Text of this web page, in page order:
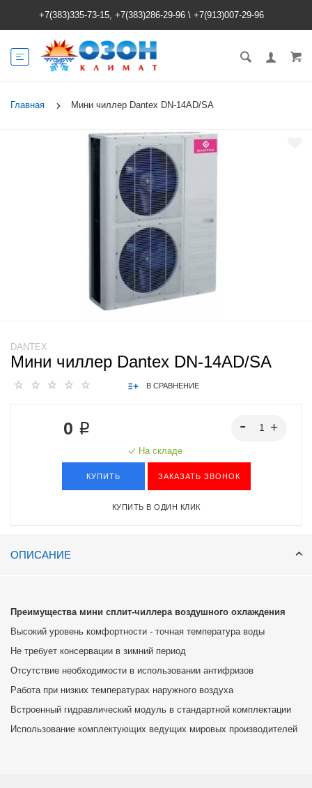
+7(383)335-73-15, +7(383)286-29-96 \ +7(913)007-29-96
Главная Мини чиллер Dantex DN-14AD/SA
DANTEX
Мини чиллер Dantex DN-14AD/SA
В СРАВНЕНИЕ
0 ₽
На складе
КУПИТЬ ЗАКАЗАТЬ ЗВОНОК
КУПИТЬ В ОДИН КЛИК
ОПИСАНИЕ
Преимущества мини сплит-чиллера воздушного охлаждения
Высокий уровень комфортности - точная температура воды
Не требует консервации в зимний период
Отсутствие необходимости в использовании антифризов
Работа при низких температурах наружного воздуха
Встроенный гидравлический модуль в стандартной комплектации
Использование комплектующих ведущих мировых производителей